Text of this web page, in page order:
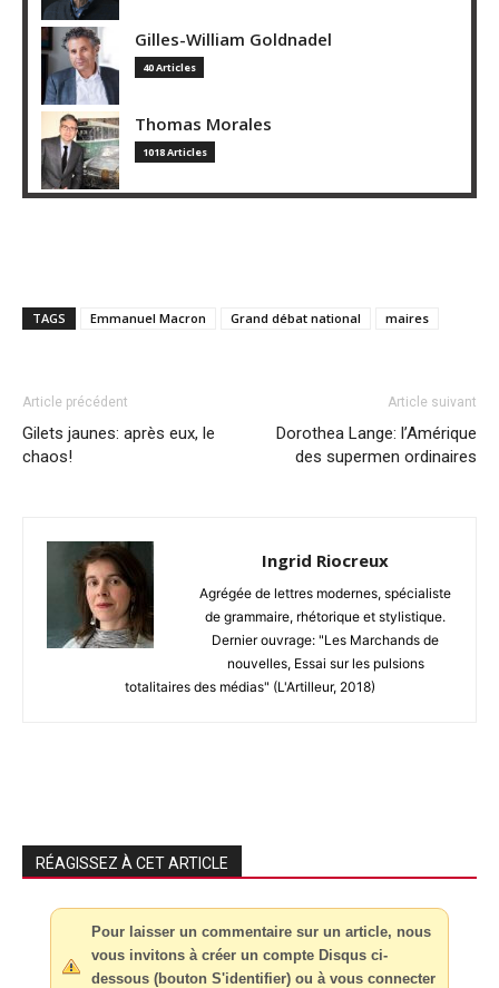
Gilles-William Goldnadel
40 Articles
Thomas Morales
1018 Articles
TAGS Emmanuel Macron Grand débat national maires
Article précédent
Gilets jaunes: après eux, le
chaos!
Article suivant
Dorothea Lange: l’Amérique
des supermen ordinaires
Ingrid Riocreux
Agrégée de lettres modernes, spécialiste
de grammaire, rhétorique et stylistique.
Dernier ouvrage: "Les Marchands de
nouvelles, Essai sur les pulsions
totalitaires des médias" (L'Artilleur, 2018)
RÉAGISSEZ À CET ARTICLE
Pour laisser un commentaire sur un article, nous
vous invitons à créer un compte Disqus ci-
dessous (bouton S'identifier) ou à vous connecter